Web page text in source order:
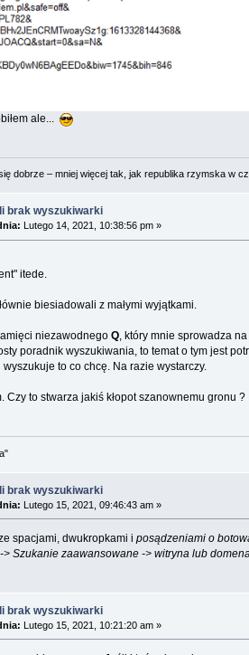
ale...
dobrze – mniej więcej tak, jak republika rzymska w
brak wyszukiwarki
Lutego 14, 2021, 10:38:56 pm »
itede.
biesiadowali z małymi wyjątkami.
niezawodnego Q, który mnie sprowadza
poradnik wyszukiwania, to temat o tym jest
to co chcę. Na razie wystarczy.
Czy to stwarza jakiś kłopot szanownemu gronu ?
brak wyszukiwarki
Lutego 15, 2021, 09:46:43 am »
spacjami, dwukropkami i posądzeniami o
Szukanie zaawansowane -> witryna lub
brak wyszukiwarki
Lutego 15, 2021, 10:21:20 am »